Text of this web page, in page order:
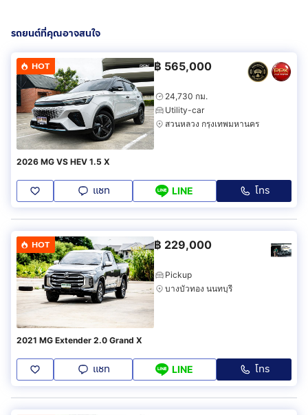
รถยนต์ที่คุณอาจสนใจ
HOT ฿ 565,000
24,730 กม.
Utility-car
สวนหลวง กรุงเทพมหานคร
2026 MG VS HEV 1.5 X
แชท LINE โทร
HOT ฿ 229,000
Pickup
บางบัวทอง นนทบุรี
2021 MG Extender 2.0 Grand X
แชท LINE โทร